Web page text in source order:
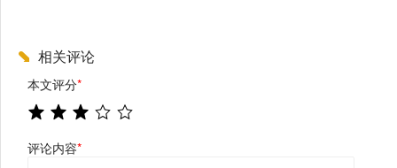
相关评论
本文评分*
评论内容*